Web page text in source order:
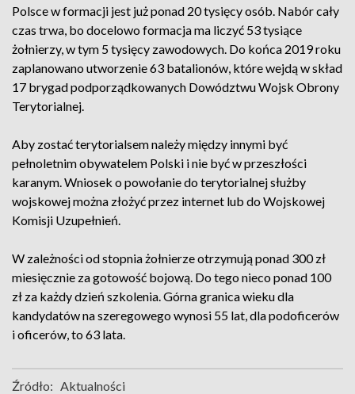
Polsce w formacji jest już ponad 20 tysięcy osób. Nabór cały
czas trwa, bo docelowo formacja ma liczyć 53 tysiące
żołnierzy, w tym 5 tysięcy zawodowych. Do końca 2019 roku
zaplanowano utworzenie 63 batalionów, które wejdą w skład
17 brygad podporządkowanych Dowództwu Wojsk Obrony
Terytorialnej.
Aby zostać terytorialsem należy między innymi być
pełnoletnim obywatelem Polski i nie być w przeszłości
karanym. Wniosek o powołanie do terytorialnej służby
wojskowej można złożyć przez internet lub do Wojskowej
Komisji Uzupełnień.
W zależności od stopnia żołnierze otrzymują ponad 300 zł
miesięcznie za gotowość bojową. Do tego nieco ponad 100
zł za każdy dzień szkolenia. Górna granica wieku dla
kandydatów na szeregowego wynosi 55 lat, dla podoficerów
i oficerów, to 63 lata.
Źródło: Aktualności